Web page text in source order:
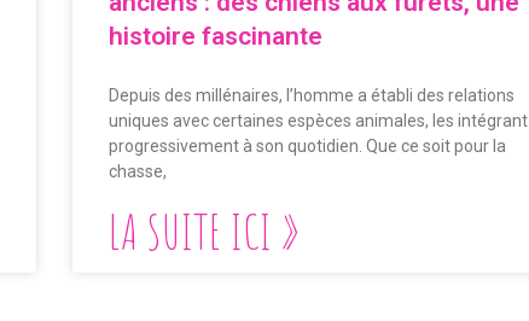
histoire fascinante
Depuis des millénaires, l’homme a établi des relations
uniques avec certaines espèces animales, les intégrant
progressivement à son quotidien. Que ce soit pour la
chasse,
LA SUITE ICI »